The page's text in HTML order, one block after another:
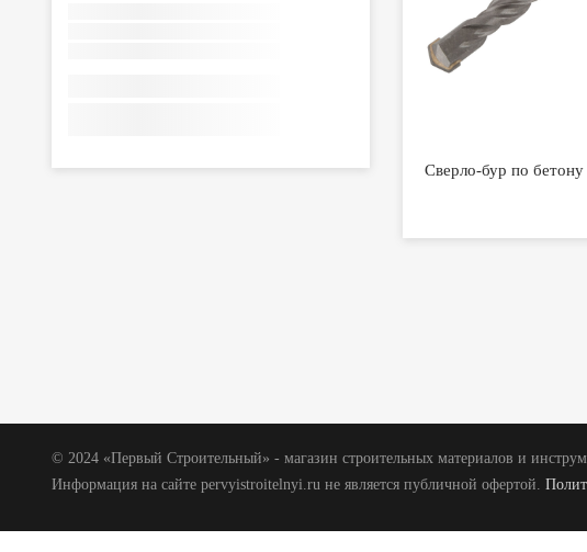
Сверло-бур по
© 2024 «Первый Строительный» - магазин строительных материалов и
Информация на сайте pervyistroitelnyi.ru не является публичной офертой.